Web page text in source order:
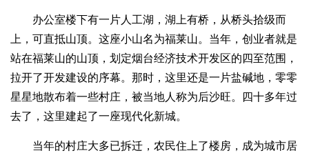
办公室楼下有一片人工湖，湖上有桥，从桥头拾级而
上，可直抵山顶。这座小山名为福莱山。当年，创业者就是
站在福莱山的山顶，划定烟台经济技术开发区的四至范围，
拉开了开发建设的序幕。那时，这里还是一片盐碱地，零零
星星地散布着一些村庄，被当地人称为后沙旺。四十多年过
去了，这里建起了一座现代化新城。
当年的村庄大多已拆迁，农民住上了楼房，成为城市居